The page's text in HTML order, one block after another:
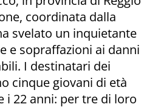
coordinata dalla
svelato un inquietante
e sopraffazioni ai danni
I destinatari dei
cinque giovani di età
i 22 anni: per tre di loro